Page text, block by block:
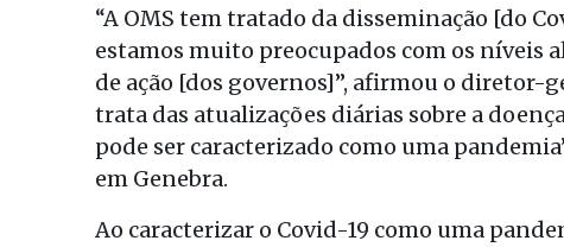
“A OMS tem tratado da disseminação [do
estamos muito preocupados com os níveis
de ação [dos governos]”, afirmou o diretor-
trata das atualizações diárias sobre a
pode ser caracterizado como uma
em Genebra.
Ao caracterizar o Covid-19 como uma